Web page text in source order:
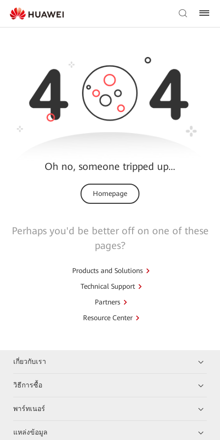
Oh no, someone tripped up…
Homepage
Perhaps you'd be better off on one of these
pages?
Products and Solutions
Technical Support
Partners
Resource Center
เกี่ยวกับเรา
วิธีการซื้อ
พาร์ทเนอร์
แหล่งข้อมูล